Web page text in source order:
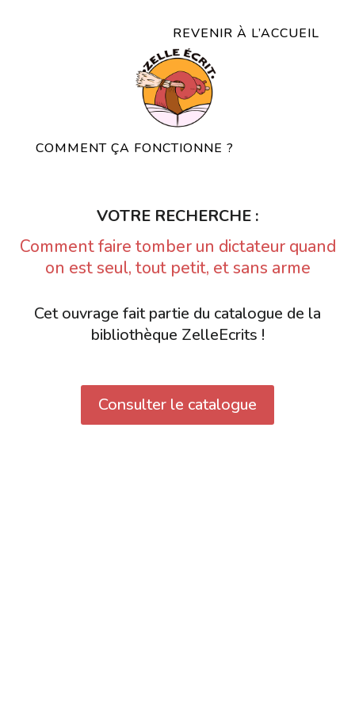
REVENIR À L’ACCUEIL
COMMENT ÇA FONCTIONNE ?
VOTRE RECHERCHE :
Comment faire tomber un dictateur quand
on est seul, tout petit, et sans arme
Cet ouvrage fait partie du catalogue de la
bibliothèque ZelleEcrits !
Consulter le catalogue